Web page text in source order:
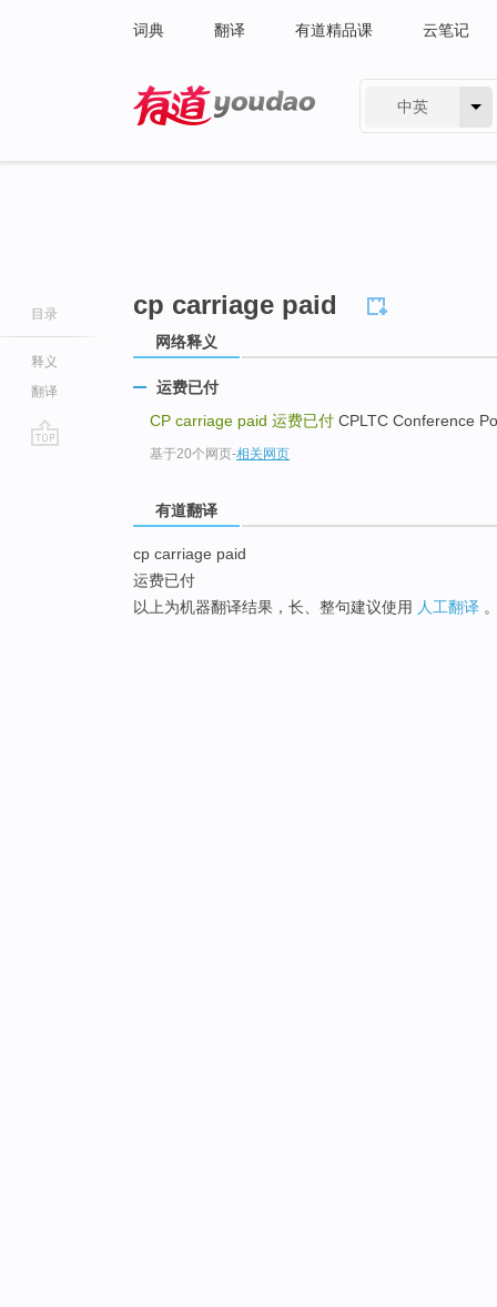
词典 翻译 有道精品课 云笔记
中英
目录
释义
翻译
cp carriage paid
网络释义
运费已付
CP carriage paid 运费已付 CPLTC Conference
基于20个网页-相关网页
有道翻译
cp carriage paid
运费已付
以上为机器翻译结果，长、整句建议使用 人工翻译